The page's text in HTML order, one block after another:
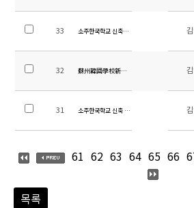
33 소주한국학교 신축공사 법적감리(전면책
32 蘇州韓國學校新建企業選拔緊急公告
31 소주한국학교 신축 입찰 공고(한글)
61 62 63 64 65 66
목록